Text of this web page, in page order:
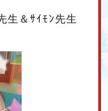
＆ｻｲﾓﾝ先生